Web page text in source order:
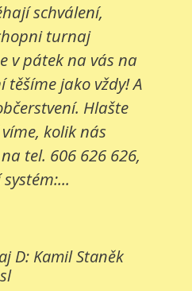
schválení,
turnaj
v pátek na vás na
jako vždy! A
Hlašte
kolik nás
tel. 606 626 626,
D: Kamil Staněk